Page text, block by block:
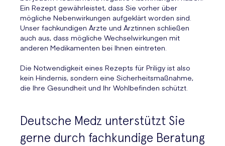
Ein Rezept gewährleistet, dass Sie vorher über
mögliche Nebenwirkungen aufgeklärt worden sind.
Unser fachkundigen Ärzte und Ärztinnen schließen
auch aus, dass mögliche Wechselwirkungen mit
anderen Medikamenten bei Ihnen eintreten.
Die Notwendigkeit eines Rezepts für Priligy ist also
kein Hindernis, sondern eine Sicherheitsmaßnahme,
die Ihre Gesundheit und Ihr Wohlbefinden schützt.
Deutsche Medz unterstützt Sie
gerne durch fachkundige Beratung